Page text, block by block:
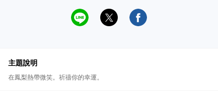
主題說明
在鳳梨熱帶微笑。祈禱你的幸運。